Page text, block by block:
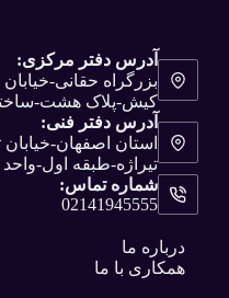
آدرس دفتر مرکزی:
بزرگراه حقانی-
کیش-پلاک هشت-
آدرس دفتر فنی:
استان اصفهان-
تیراژه-طبقه اول-واحد 1
شماره تماس:
02141945555
درباره ما
همکاری با ما